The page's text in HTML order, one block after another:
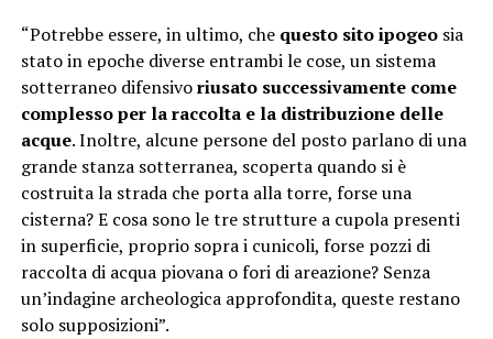
“Potrebbe essere, in ultimo, che questo sito ipogeosia
stato in epoche diverse entrambi le cose, un sistema
sotterraneo difensivoriusato successivamente come
complesso per la raccolta e la distribuzione delle
acque. Inoltre, alcune persone del posto parlano di una
grande stanza sotterranea, scoperta quando si è
costruita la strada che porta alla torre, forse una
cisterna? E cosa sono le tre strutture a cupola presenti
in superficie, proprio sopra i cunicoli, forse pozzi di
raccolta di acqua piovana o fori di areazione? Senza
un’indagine archeologica approfondita, queste restano
solo supposizioni”.